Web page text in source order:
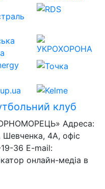
клуб
Адреса:
4А, офіс
36 E-mail:
онлайн-медіа в